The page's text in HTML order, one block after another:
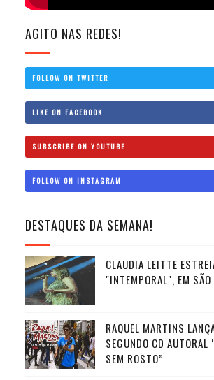
AGITO NAS REDES!
FOLLOW ON TWITTER
LIKE ON FACEBOOK
SUBSCRIBE ON YOUTUBE
FOLLOW ON INSTAGRAM
DESTAQUES DA SEMANA!
CLAUDIA LEITTE
"INTEMPORAL", EM SÃO
RAQUEL MARTINS
SEGUNDO CD AUTORAL
SEM ROSTO”